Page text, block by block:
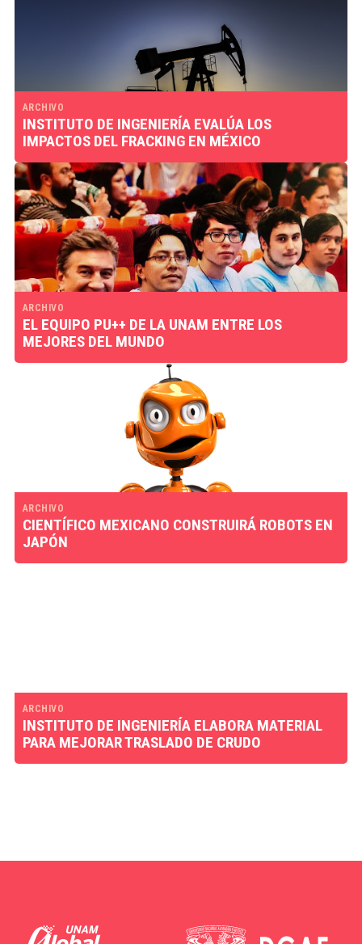
ARCHIVO
INSTITUTO DE INGENIERÍA EVALÚA LOS
IMPACTOS DEL FRACKING EN MÉXICO
ARCHIVO
EL EQUIPO PU++ DE LA UNAM ENTRE LOS
MEJORES DEL MUNDO
ARCHIVO
CIENTÍFICO MEXICANO CONSTRUIRÁ ROBOTS EN
JAPÓN
ARCHIVO
INSTITUTO DE INGENIERÍA ELABORA MATERIAL
PARA MEJORAR TRASLADO DE CRUDO